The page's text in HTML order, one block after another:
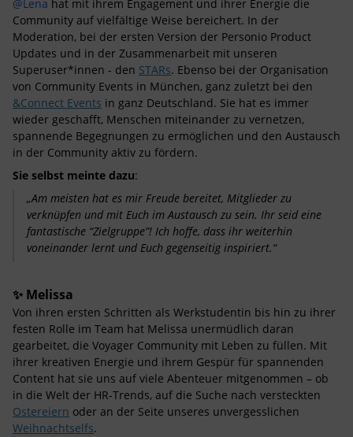
@Lena hat mit ihrem Engagement und ihrer Energie die
Community auf vielfältige Weise bereichert. In der
Moderation, bei der ersten Version der Personio Product
Updates und in der Zusammenarbeit mit unseren
Superuser*innen - den STARs. Ebenso bei der Organisation
von Community Events in München, ganz zuletzt bei den
&Connect Events in ganz Deutschland. Sie hat es immer
wieder geschafft, Menschen miteinander zu vernetzen,
spannende Begegnungen zu ermöglichen und den Austausch
in der Community aktiv zu fördern.
Sie selbst meinte dazu:
„Am meisten hat es mir Freude bereitet, Mitglieder zu
verknüpfen und mit Euch im Austausch zu sein. Ihr seid eine
fantastische “Zielgruppe”! Ich hoffe, dass ihr weiterhin
voneinander lernt und Euch gegenseitig inspiriert.“
✨ Melissa
Von ihren ersten Schritten als Werkstudentin bis hin zu ihrer
festen Rolle im Team hat Melissa unermüdlich daran
gearbeitet, die Voyager Community mit Leben zu füllen. Mit
ihrer kreativen Energie und ihrem Gespür für spannenden
Content hat sie uns auf viele Abenteuer mitgenommen – ob
in die Welt der HR-Trends, auf die Suche nach versteckten
Ostereiern oder an der Seite unseres unvergesslichen
Weihnachtselfs.